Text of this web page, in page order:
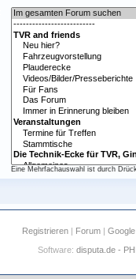
Eine Mehrfachauswahl ist durch
Registrieren | Forum |
Software: disputa.de -